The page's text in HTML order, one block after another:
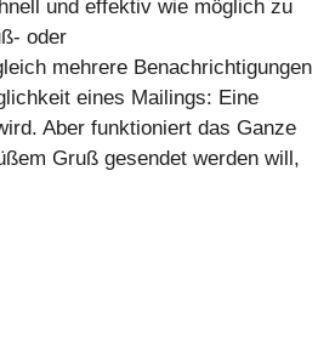
und effektiv wie möglich zu
oder
mehrere Benachrichtigungen
eines Mailings: Eine
Aber funktioniert das Ganze
Gruß gesendet werden will,